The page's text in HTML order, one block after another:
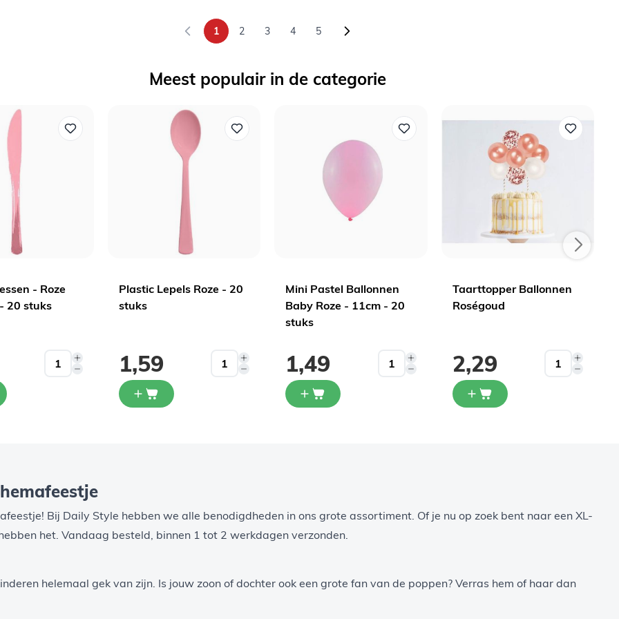
U lees momenteel pagina
1 Pagina
2 Pagina
3 Pagina
4 Pagina
5
Meest populair in de categorie
- Roze
20 stuks
Plastic Lepels Roze - 20
stuks
1,59
Mini Pastel Ballonnen
Baby Roze - 11cm - 20
stuks
1,49
Taarttopper Ballonnen
Roségoud
2,29
Bij Daily Style hebben we alle benodigdheden in ons grote assortiment. Of je nu op zoek bent naar een XL-
het. Vandaag besteld, binnen 1 tot 2 werkdagen verzonden.
helemaal gek van zijn. Is jouw zoon of dochter ook een grote fan van de poppen? Verras hem of haar dan